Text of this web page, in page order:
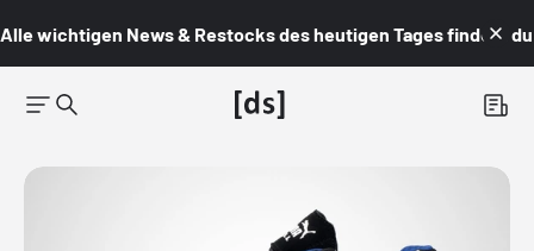
Alle wichtigen News & Restocks des heutigen Tages findest du